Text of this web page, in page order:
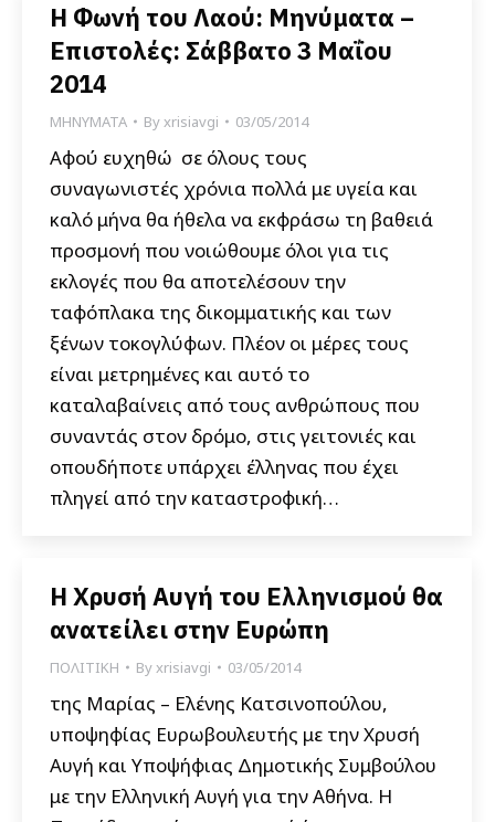
Η Φωνή του Λαού: Μηνύματα –
Επιστολές: Σάββατο 3 Μαΐου
2014
ΜΗΝΥΜΑΤΑ Byxrisiavgi 03/05/2014
Αφού ευχηθώ σε όλους τους
συναγωνιστές χρόνια πολλά με υγεία και
καλό μήνα θα ήθελα να εκφράσω τη βαθειά
προσμονή που νοιώθουμε όλοι για τις
εκλογές που θα αποτελέσουν την
ταφόπλακα της δικομματικής και των
ξένων τοκογλύφων. Πλέον οι μέρες τους
είναι μετρημένες και αυτό το
καταλαβαίνεις από τους ανθρώπους που
συναντάς στον δρόμο, στις γειτονιές και
οπουδήποτε υπάρχει έλληνας που έχει
πληγεί από την καταστροφική…
Η Χρυσή Αυγή του Ελληνισμού θα
ανατείλει στην Ευρώπη
ΠΟΛΙΤΙΚΗ Byxrisiavgi 03/05/2014
της Μαρίας – Ελένης Κατσινοπούλου,
υποψηφίας Ευρωβουλευτής με την Χρυσή
Αυγή και Υποψήφιας Δημοτικής Συμβούλου
με την Ελληνική Αυγή για την Αθήνα. Η